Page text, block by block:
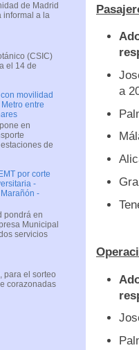
a
de Madrid
informal a la
(CSIC)
el 14 de
movilidad
entre
en
de
por corte
-
-
pondrá en
Municipal
servicios
para el sorteo
corazonadas